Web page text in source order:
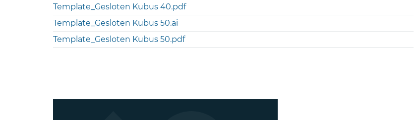
Template_Gesloten Kubus 40.pdf
Template_Gesloten Kubus 50.ai
Template_Gesloten Kubus 50.pdf